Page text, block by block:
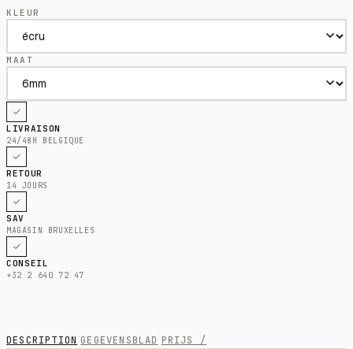
KLEUR
MAAT
LIVRAISON
24/48H BELGIQUE
RETOUR
14 JOURS
SAV
MAGASIN BRUXELLES
CONSEIL
+32 2 640 72 47
DESCRIPTION GEGEVENSBLAD PRIJS /